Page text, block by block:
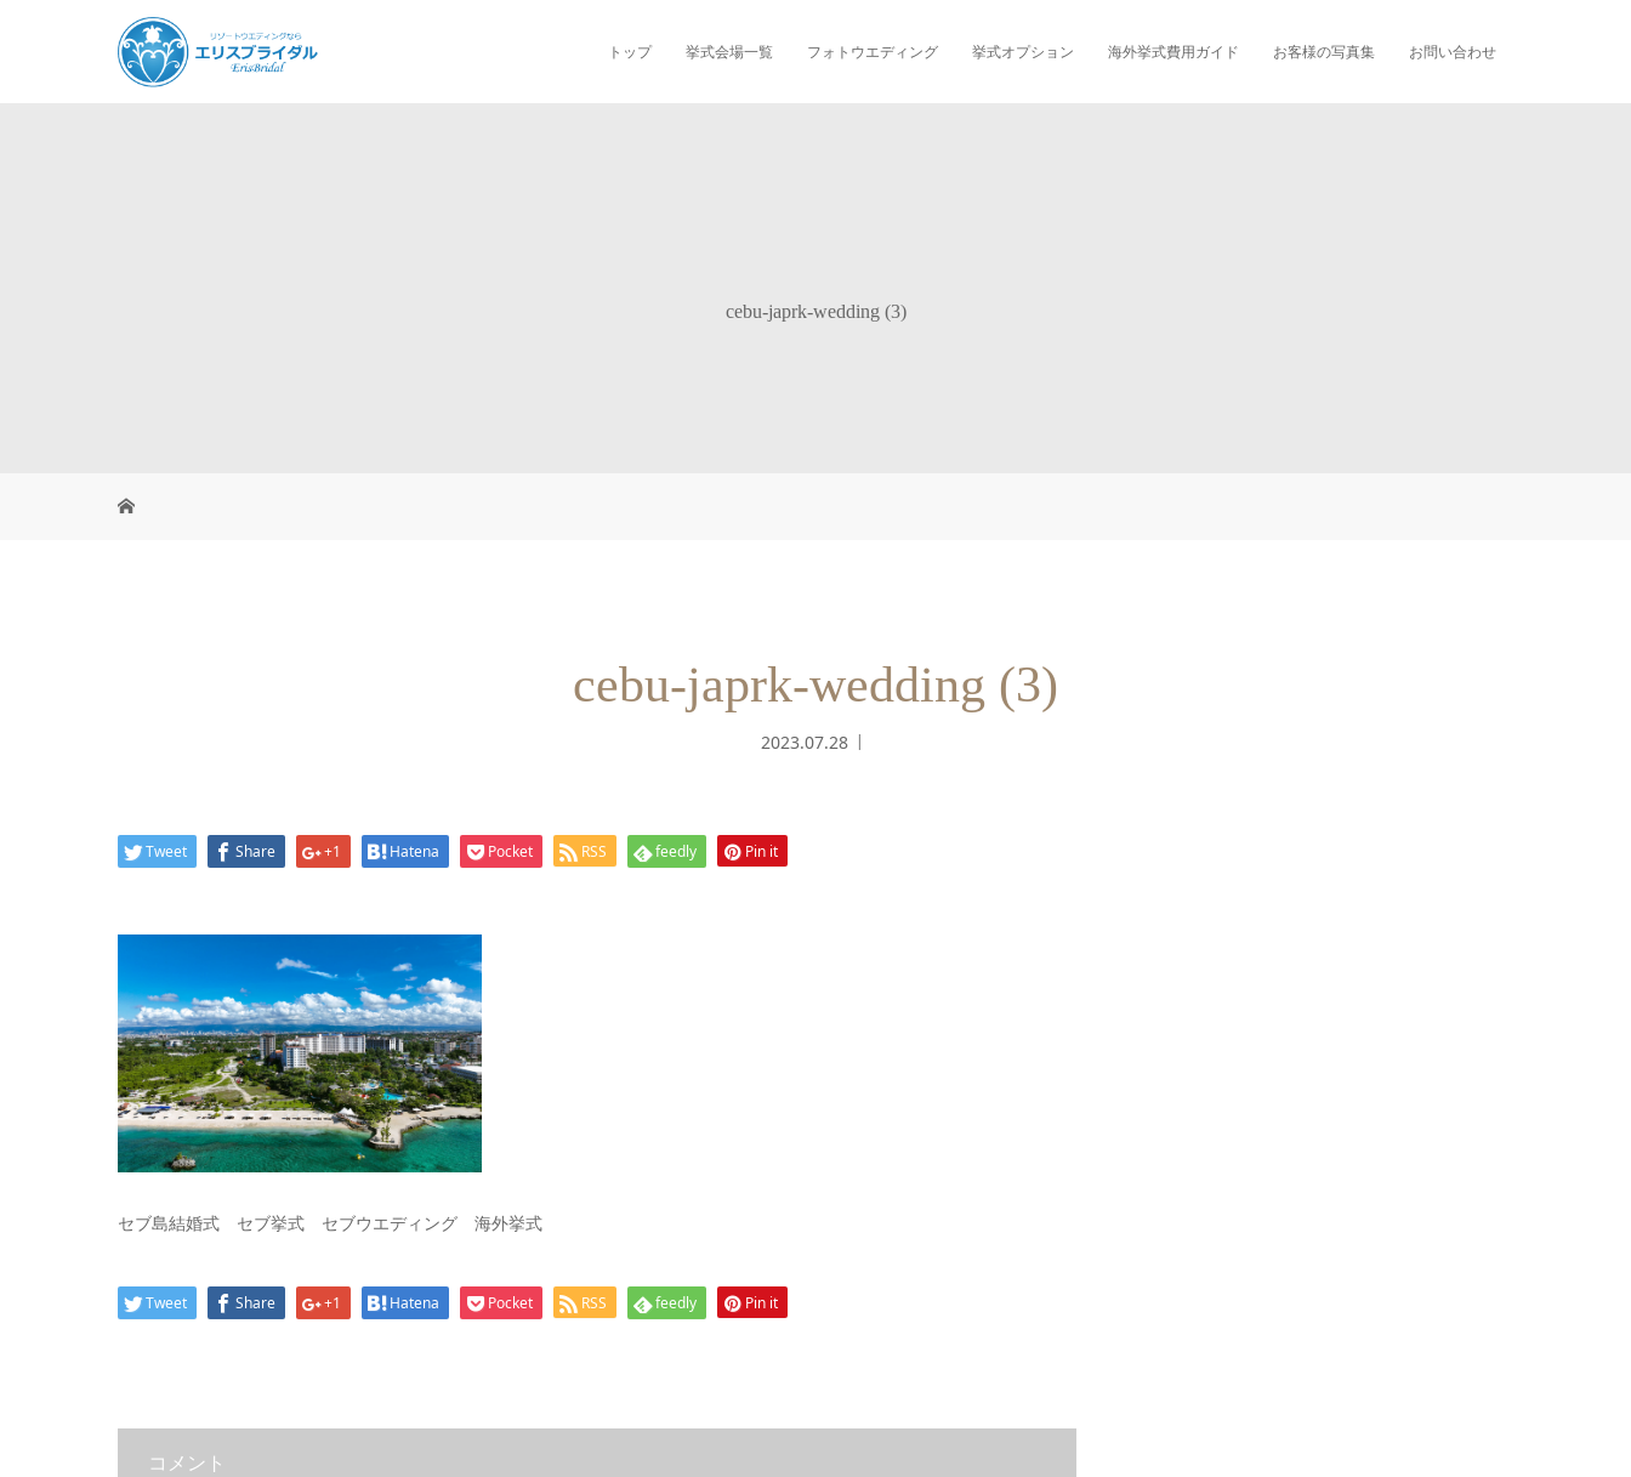
トップ 挙式会場一覧 フォトウエディング 挙式オプション 海外挙式費用ガイド お客様の写真集 お問い合わせ
cebu-japrk-wedding (3)
cebu-japrk-wedding (3)
2023.07.28
Tweet Share +1 Hatena Pocket RSS feedly Pin it
セブ島結婚式 セブ挙式 セブウエディング 海外挙式
Tweet Share +1 Hatena Pocket RSS feedly Pin it
コメント